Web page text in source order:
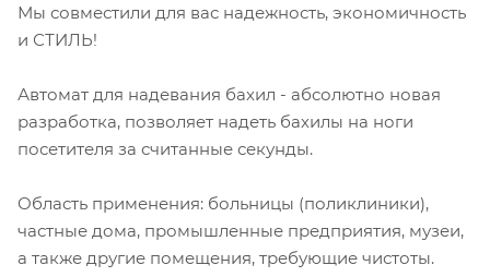
Мы совместили для вас надежность, экономичность
и СТИЛЬ!
Автомат для надевания бахил - абсолютно новая
разработка, позволяет надеть бахилы на ноги
посетителя за считанные секунды.
Область применения: больницы (поликлиники),
частные дома, промышленные предприятия, музеи,
а также другие помещения, требующие чистоты.